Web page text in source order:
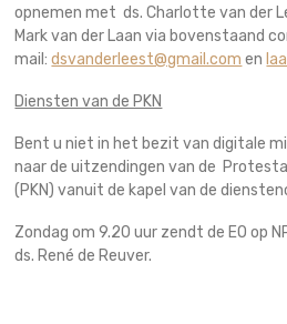
opnemen met ds. Charlotte van der
Mark van der Laan via bovenstaand
mail:dsvanderleest@gmail.com en
Diensten van de PKN
Bent u niet in het bezit van digitale
naar de uitzendingen van de
(PKN) vanuit de kapel van de
Zondag om 9.20 uur zendt de EO op
ds. René de Reuver.